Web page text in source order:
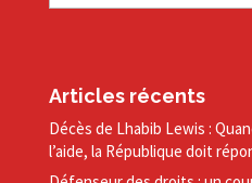
Articles récents
Décès de Lhabib Lewis :
l’aide, la République doit